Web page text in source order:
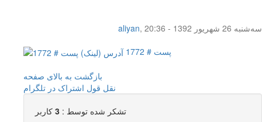
aliyan,
سه‌شنبه 26 شهریور 1392 - 20:36
پست # 1772
بازگشت به بالای صفحه
نقل قول اشتراک در تلگرام
تشکر شده توسط : 3 کاربر